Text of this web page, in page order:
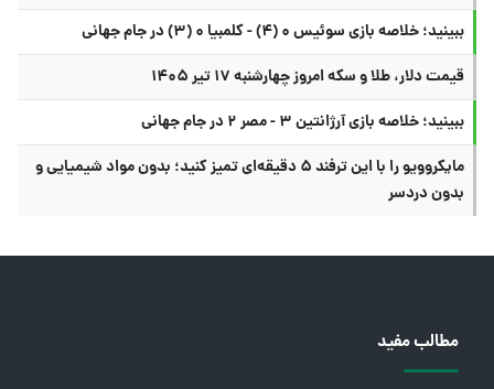
ببینید؛ خلاصه بازی سوئیس ۰ (۴) - کلمبیا ۰ (۳) در جام جهانی
قیمت دلار، طلا و سکه امروز چهارشنبه ۱۷ تیر ۱۴۰۵
ببینید؛ خلاصه بازی آرژانتین ۳ - مصر ۲ در جام جهانی
مایکروویو را با این ترفند ۵ دقیقه‌ای تمیز کنید؛ بدون مواد شیمیایی و
بدون دردسر
مطالب مفید